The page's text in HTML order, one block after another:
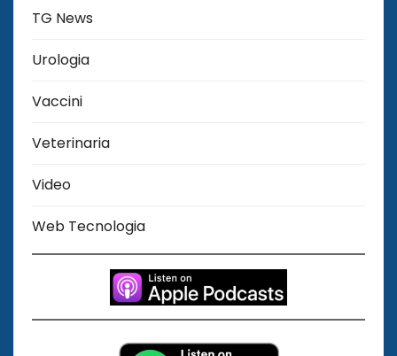
TG News
Urologia
Vaccini
Veterinaria
Video
Web Tecnologia